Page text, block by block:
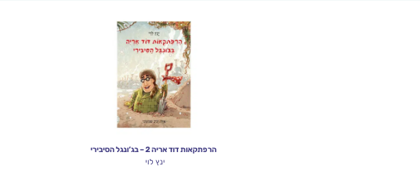
הרפתקאות דוד אריה 2 – בג’ונגל הסיבירי
ינץ לוי